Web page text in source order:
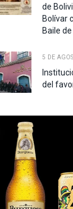
de
Bolívar
Baile
5 DE
del